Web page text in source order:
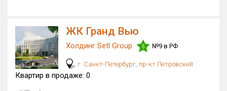
ЖК Гранд Вью
Холдинг Setl Group 5 №9 в РФ
г. Санкт-Петербург, пр-кт Петровский
Квартир в продаже: 0